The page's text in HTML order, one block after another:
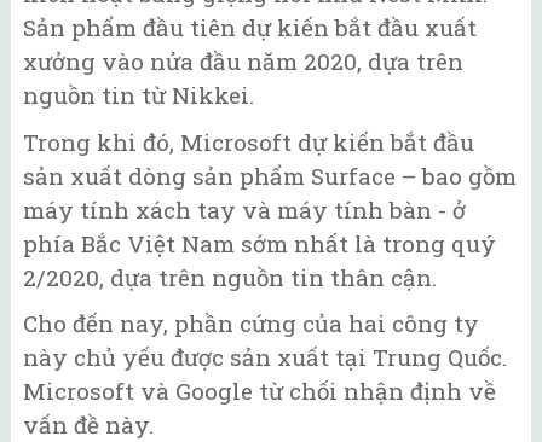
Sản phẩm đầu tiên dự kiến bắt đầu xuất
xưởng vào nửa đầu năm 2020, dựa trên
nguồn tin từ Nikkei.
Trong khi đó, Microsoft dự kiến bắt đầu
sản xuất dòng sản phẩm Surface – bao gồm
máy tính xách tay và máy tính bàn - ở
phía Bắc Việt Nam sớm nhất là trong quý
2/2020, dựa trên nguồn tin thân cận.
Cho đến nay, phần cứng của hai công ty
này chủ yếu được sản xuất tại Trung Quốc.
Microsoft và Google từ chối nhận định về
vấn đề này.